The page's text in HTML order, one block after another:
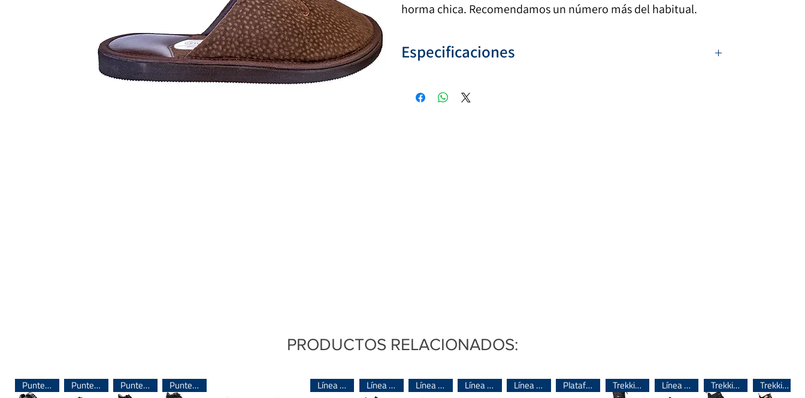
horma chica. Recomendamos un número más del habitual.
Especificaciones
Colores:
Marrón
PRODUCTOS RELACIONADOS:
Puntera de Acero Puntera de Acero Puntera de Acero Puntera de Acero Línea importada 🌎 Línea importada 🌎 Línea importada 🌎 Línea importada 🌎 Línea importada 🌎 Plataforma Trekking Línea importada 🌎 Trekking Trekking